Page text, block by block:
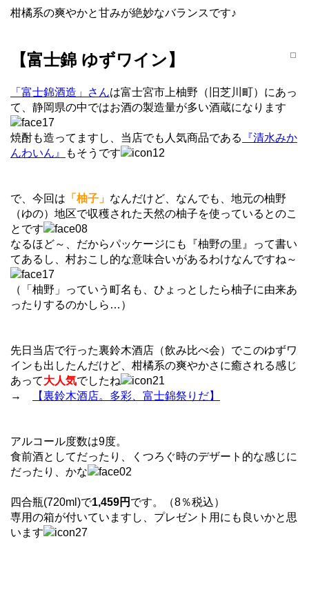
柑橘系の爽やかと甘みが絶妙なバランスです♪
【富士錦 ゆずワイン】
「富士錦酒造」さんは富士宮市上柚野（旧芝川町）にあっ
て、静岡県の中ではお酒の製造量が多い酒蔵になります
焼酎も造ってますし、当店でも人気商品である
『清水みか
んわいん』
もそうです
で、今回は 「柚子」 なんだけど、なんでも、地元の柚野
（ゆの）地区で収穫された天然の柚子を使っているとのこ
とです
なるほど～、だからパッケージにも『柚野の里』って書い
てあるし、村おこし的な意味合いがあるわけなんですね～
（「柚野」っていう町名も、ひょっとしたら柚子に由来あ
ったりするのかしら…）
先日当店で行った裏鈴木酒店（飲み比べ会）でこのゆずワ
インも出したんだけど、柑橘系の爽やかさに癒される感じ
あって大人気でしたね
→
【裏鈴木酒店。多彩、富士錦祭りだ】
アルコール度数は9度。
食前酒としてだったり、くつろぐ時のデザート的な感じに
だったり、かな
四合瓶(720ml)で1,459円 です。（8％税込）
専用の箱が付いていますし、プレゼント用にも良いかと思
います